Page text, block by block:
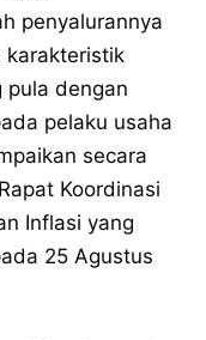
penyalurannya
karakteristik
pula dengan
pelaku usaha
secara
Koordinasi
Inflasi yang
25 Agustus